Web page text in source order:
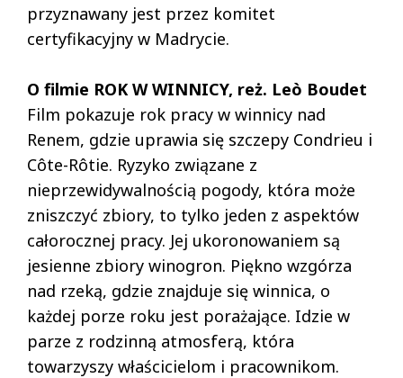
przyznawany jest przez komitet
certyfikacyjny w Madrycie.
O filmie ROK W WINNICY, reż. Leò Boudet
Film pokazuje rok pracy w winnicy nad
Renem, gdzie uprawia się szczepy Condrieu i
Côte-Rôtie. Ryzyko związane z
nieprzewidywalnością pogody, która może
zniszczyć zbiory, to tylko jeden z aspektów
całorocznej pracy. Jej ukoronowaniem są
jesienne zbiory winogron. Piękno wzgórza
nad rzeką, gdzie znajduje się winnica, o
każdej porze roku jest porażające. Idzie w
parze z rodzinną atmosferą, która
towarzyszy właścicielom i pracownikom.